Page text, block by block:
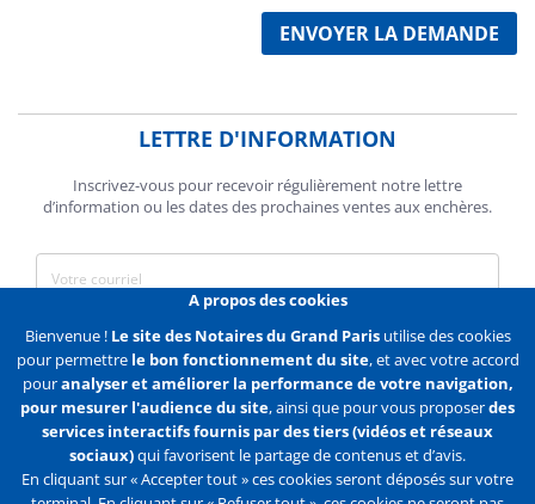
ENVOYER LA DEMANDE
LETTRE D'INFORMATION
Inscrivez-vous pour recevoir régulièrement notre lettre
d’information ou les dates des prochaines ventes aux enchères.
J'accepte de recevoir des communications de la Chambre des
Notaires de Paris.
En savoir plus
S'abonner
A propos des cookies
Bienvenue ! Le site des Notaires du Grand Parisutilise des cookies
pour permettre le bon fonctionnement du site, et avec votre accord
pouranalyser et améliorer la performance de votre navigation,
pour mesurer l'audience du site, ainsi que pour vous proposerdes
services interactifs fournis par des tiers (vidéos et réseaux
sociaux)qui favorisent le partage de contenus et d’avis.
En cliquant sur « Accepter tout » ces cookies seront déposés sur votre